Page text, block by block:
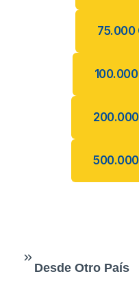
75.000
Desde Otro País